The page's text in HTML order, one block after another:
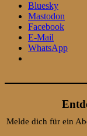
Bluesky
Mastodon
Facebook
E-Mail
WhatsApp
Melde dich für ein